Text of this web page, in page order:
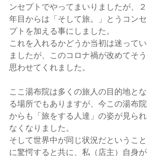
ンセプトでやってまいりましたが、２
年目からは「そして旅。」とうコンセ
プトを加える事にしました。
これを入れるかどうか当初は迷ってい
ましたが、このコロナ禍が改めてそう
思わせてくれました。
ここ湯布院は多くの旅人の目的地とな
る場所でもありますが、今この湯布院
からも「旅をする人達」の姿が見られ
なくなりました。
そして世界中が同じ状況だということ
に驚愕すると共に、私（店主）自身が